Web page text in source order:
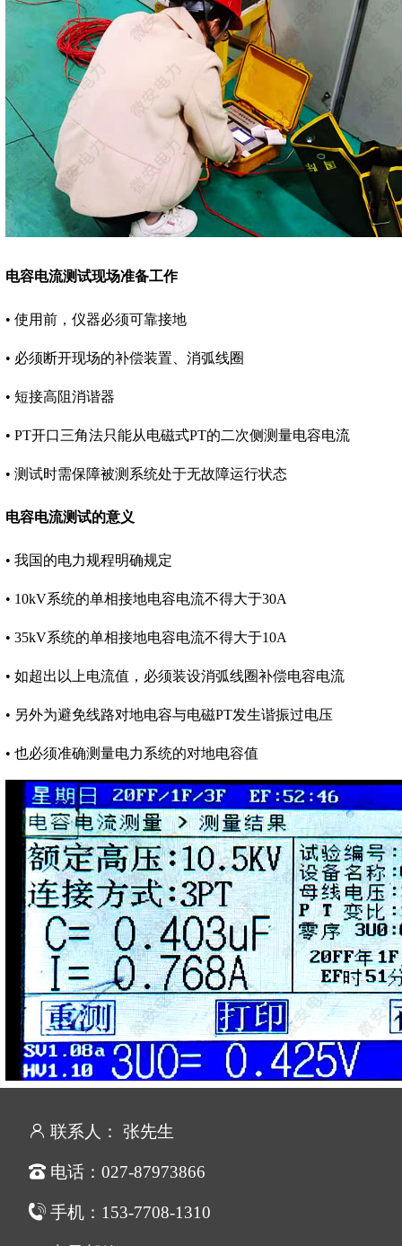
电容电流测试现场准备工作
• 使用前，仪器必须可靠接地
• 必须断开现场的补偿装置、消弧线圈
• 短接高阻消谐器
• PT开口三角法只能从电磁式PT的二次侧测量电容电流
• 测试时需保障被测系统处于无故障运行状态
电容电流测试的意义
• 我国的电力规程明确规定
• 10kV系统的单相接地电容电流不得大于30A
• 35kV系统的单相接地电容电流不得大于10A
• 如超出以上电流值，必须装设消弧线圈补偿电容电流
• 另外为避免线路对地电容与电磁PT发生谐振过电压
• 也必须准确测量电力系统的对地电容值
联系人： 张先生
电话：027-87973866
手机：153-7708-1310